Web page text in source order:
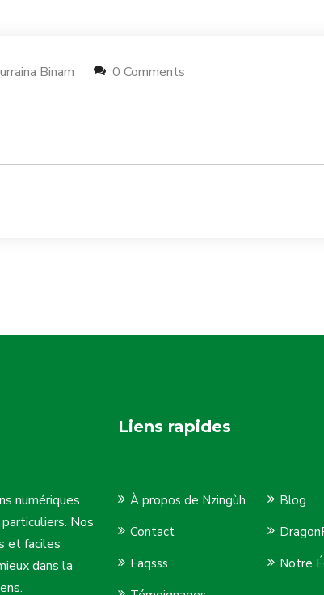
Binam 0 Comments
numériques
Nos
et faciles
dans la
Liens rapides
À propos de Nzingùh
Blog
Contact
Faqsss
Notre